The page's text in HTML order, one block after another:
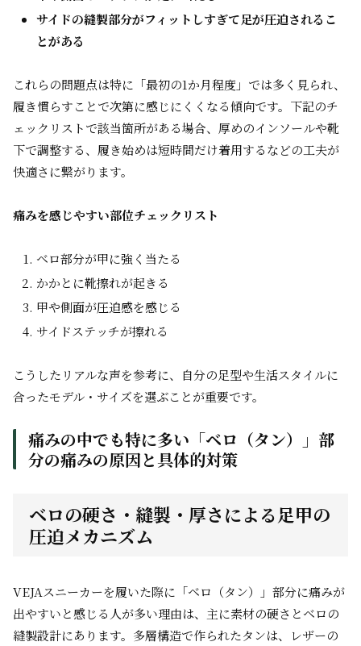
サイドの縫製部分がフィットしすぎて足が圧迫されるこ
とがある
これらの問題点は特に「最初の1か月程度」では多く見られ、
履き慣らすことで次第に感じにくくなる傾向です。下記のチ
ェックリストで該当箇所がある場合、厚めのインソールや靴
下で調整する、履き始めは短時間だけ着用するなどの工夫が
快適さに繋がります。
痛みを感じやすい部位チェックリスト
ベロ部分が甲に強く当たる
かかとに靴擦れが起きる
甲や側面が圧迫感を感じる
サイドステッチが擦れる
こうしたリアルな声を参考に、自分の足型や生活スタイルに
合ったモデル・サイズを選ぶことが重要です。
痛みの中でも特に多い「ベロ（タン）」部
分の痛みの原因と具体的対策
ベロの硬さ・縫製・厚さによる足甲の
圧迫メカニズム
VEJAスニーカーを履いた際に「ベロ（タン）」部分に痛みが
出やすいと感じる人が多い理由は、主に素材の硬さとベロの
縫製設計にあります。多層構造で作られたタンは、レザーの